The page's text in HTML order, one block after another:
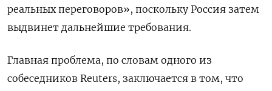
реальных переговоров», поскольку Россия затем
выдвинет дальнейшие требования.
Главная проблема, по словам одного из
собеседников Reuters, заключается в том, что